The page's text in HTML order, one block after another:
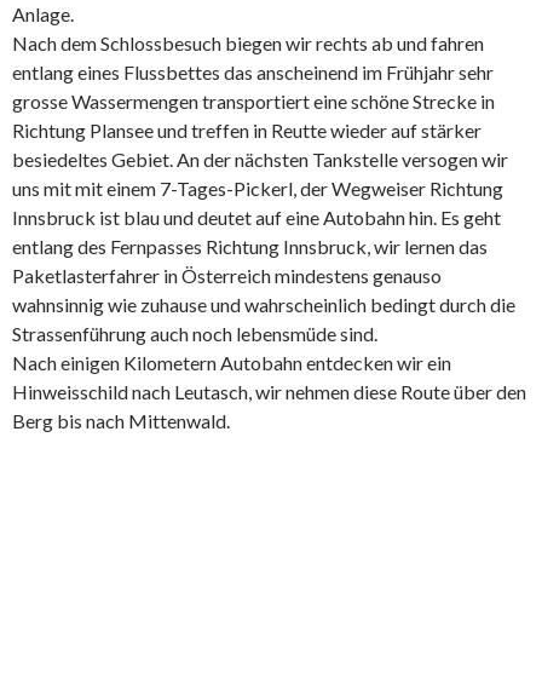
Anlage.
Nach dem Schlossbesuch biegen wir rechts ab und fahren
entlang eines Flussbettes das anscheinend im Frühjahr sehr
grosse Wassermengen transportiert eine schöne Strecke in
Richtung Plansee und treffen in Reutte wieder auf stärker
besiedeltes Gebiet. An der nächsten Tankstelle versogen wir
uns mit mit einem 7-Tages-Pickerl, der Wegweiser Richtung
Innsbruck ist blau und deutet auf eine Autobahn hin. Es geht
entlang des Fernpasses Richtung Innsbruck, wir lernen das
Paketlasterfahrer in Österreich mindestens genauso
wahnsinnig wie zuhause und wahrscheinlich bedingt durch die
Strassenführung auch noch lebensmüde sind.
Nach einigen Kilometern Autobahn entdecken wir ein
Hinweisschild nach Leutasch, wir nehmen diese Route über den
Berg bis nach Mittenwald.